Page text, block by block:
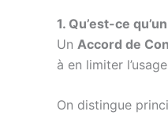
1. Qu’est-ce
Un Accord de
à en limiter
On distingue